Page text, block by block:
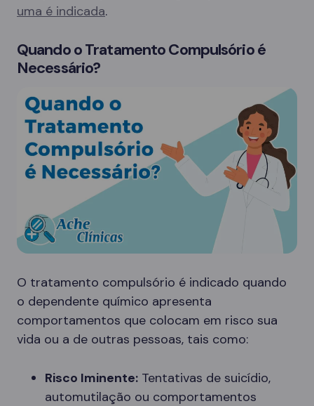
uma é indicada.
Quando o Tratamento Compulsório é
Necessário?
O tratamento compulsório é indicado quando
o dependente químico apresenta
comportamentos que colocam em risco sua
vida ou a de outras pessoas, tais como:
Risco Iminente: Tentativas de suicídio,
automutilação ou comportamentos